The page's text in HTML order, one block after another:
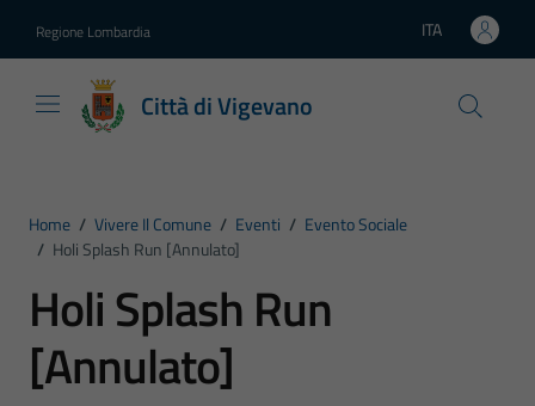
Regione Lombardia Lingua attiva:
ITA
Città di Vigevano
Home / Vivere Il Comune / Eventi / Evento Sociale
/ Holi Splash Run [Annulato]
Holi Splash Run
[Annulato]